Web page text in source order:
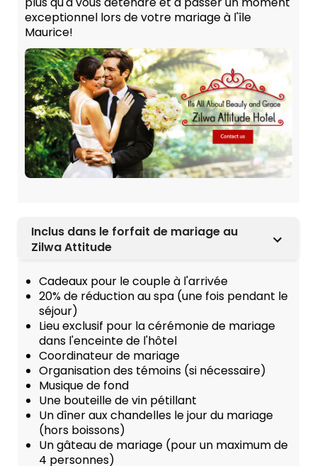
exceptionnel lors de votre mariage à l'île
Maurice!
Inclus dans le forfait de mariage au
Zilwa Attitude
Cadeaux pour le couple à l'arrivée
20% de réduction au spa (une fois pendant le
séjour)
Lieu exclusif pour la cérémonie de mariage
dans l'enceinte de l'hôtel
Coordinateur de mariage
Organisation des témoins (si nécessaire)
Musique de fond
Une bouteille de vin pétillant
Un dîner aux chandelles le jour du mariage
(hors boissons)
Un gâteau de mariage (pour un maximum de
4 personnes)